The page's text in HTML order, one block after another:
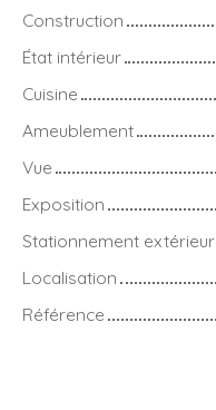
Construction
État intérieur
Cuisine
Ameublement
Vue
Exposition
Stationnement extérieur
Localisation
Référence